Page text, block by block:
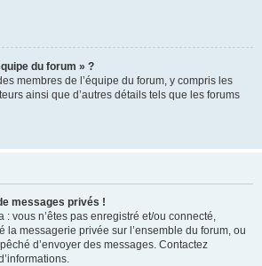
du forum » ?
membres de l’équipe du forum, y compris les
ainsi que d’autres détails tels que les forums
messages privés !
: vous n’êtes pas enregistré et/ou connecté,
la messagerie privée sur l’ensemble du forum, ou
d’envoyer des messages. Contactez